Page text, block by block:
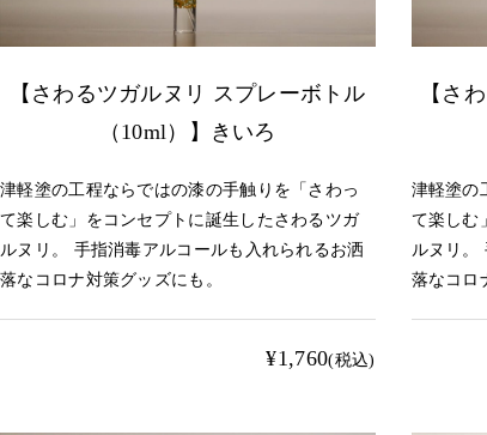
【さわるツガルヌリ スプレーボトル
（10ml）】きいろ
津軽塗の工程ならではの漆の手触りを「さわっ
て楽しむ」をコンセプトに誕生したさわるツガ
ルヌリ。 手指消毒アルコールも入れられるお洒
落なコロナ対策グッズにも。
¥1,760(税込)
【さ
津軽塗の
て楽しむ
ルヌリ。
落なコロ